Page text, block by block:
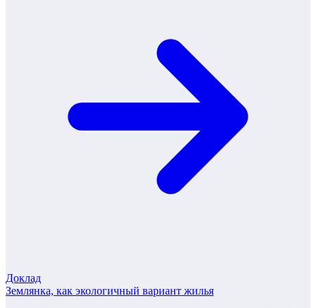
Доклад
Землянка, как экологичный вариант жилья